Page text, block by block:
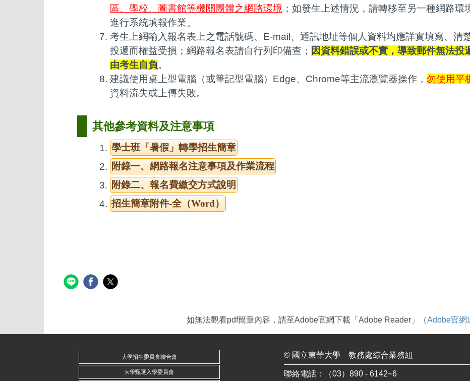
區、學校、圖書館等機關團體之網路環境 ；如發生上述情況，請轉移至另一種網路
進行系統填報作業。
考生上網輸入報名表上之電話號碼、E-mail、通訊地址等個人資料均應詳實填寫、清
投遞而權益受損；網路報名表請自行列印備查； 因資料錯誤或不實，導致郵件無法投
由考生自負。
建議使用桌上型電腦（或筆記型電腦）Edge、Chrome等主流瀏覽器操作， 勿使用平
資料流失或上傳失敗。
其他參考資料及注意事項
學士班「暑假」轉學招生簡章
附錄一、網路報名注意事項及作業流程
附錄二、報名費繳交方式說明
招生簡章附件-全（Word）
如無法觀看pdf簡章內容，請至Adobe官網下載「Adobe Reader」（Adobe官網
大學招生委員會聯合會
大學甄選入學委員會
© 國立東華大學 教務處綜合業務組
聯絡電話：（03）890 - 6142~6